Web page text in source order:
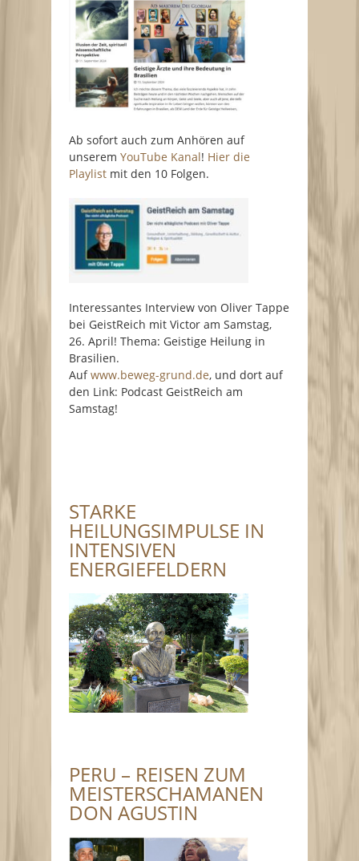
Ab sofort auch zum Anhören auf
unseremYouTube Kanal! Hier die
Playlist mit den 10 Folgen.
Interessantes Interview von Oliver Tappe
bei GeistReich mit Victor am Samstag,
26. April! Thema: Geistige Heilung in
Brasilien.
Aufwww.beweg-grund.de, und dort auf
den Link: Podcast GeistReich am
Samstag!
STARKE
HEILUNGSIMPULSE IN
INTENSIVEN
ENERGIEFELDERN
PERU – REISEN ZUM
MEISTERSCHAMANEN
DON AGUSTIN